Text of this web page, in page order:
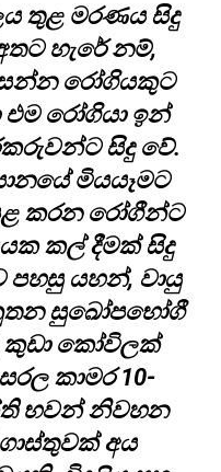
තුළ මරණය සිදු
හැරේ නම්,
රෝගියකුට
එම රෝගියා ඉන්
සිදු වේ.
මියයෑමට
කරන රෝගීන්ට
කල් දීමක් සිදු
පහසු යහන්, වායු
සුඛෝපභෝගී
කෝවිලක්
කාමර 10-
භවන් නිවහන
අය